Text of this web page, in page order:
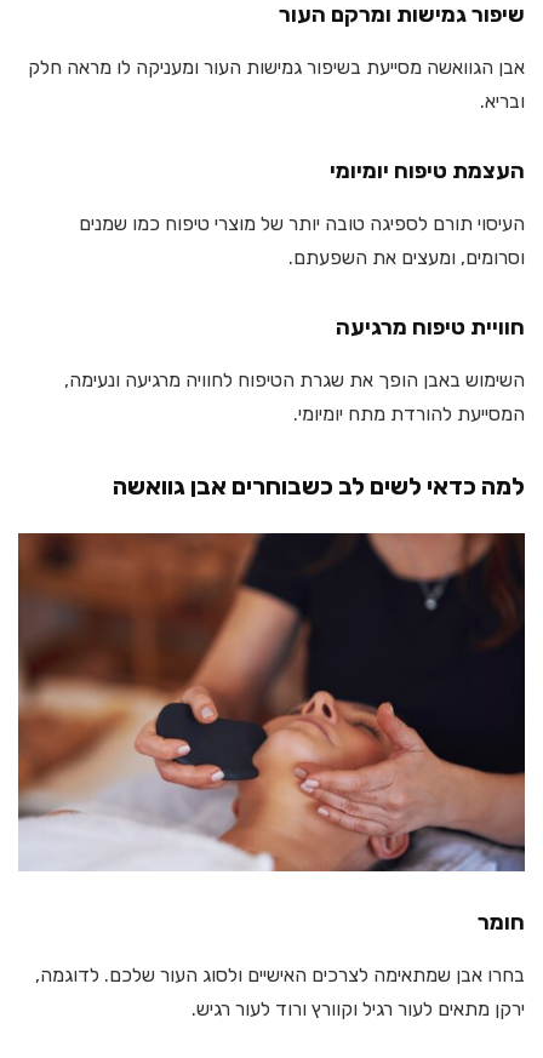
שיפור גמישות ומרקם העור
אבן הגוואשה מסייעת בשיפור גמישות העור ומעניקה לו מראה חלק
ובריא.
העצמת טיפוח יומיומי
העיסוי תורם לספיגה טובה יותר של מוצרי טיפוח כמו שמנים
וסרומים, ומעצים את השפעתם.
חוויית טיפוח מרגיעה
השימוש באבן הופך את שגרת הטיפוח לחוויה מרגיעה ונעימה,
המסייעת להורדת מתח יומיומי.
למה כדאי לשים לב כשבוחרים אבן גוואשה
חומר
בחרו אבן שמתאימה לצרכים האישיים ולסוג העור שלכם. לדוגמה,
ירקן מתאים לעור רגיל וקוורץ ורוד לעור רגיש.